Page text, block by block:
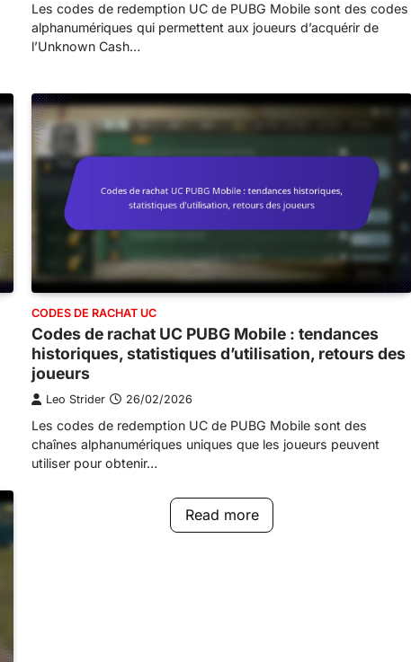
Les codes de redemption UC de PUBG Mobile sont des codes
alphanumériques qui permettent aux joueurs d’acquérir de
l’Unknown Cash…
CODES DE RACHAT UC
Codes de rachat UC PUBG Mobile : tendances
historiques, statistiques d’utilisation, retours des
joueurs
Leo Strider 26/02/2026
Les codes de redemption UC de PUBG Mobile sont des
chaînes alphanumériques uniques que les joueurs peuvent
utiliser pour obtenir…
Read more